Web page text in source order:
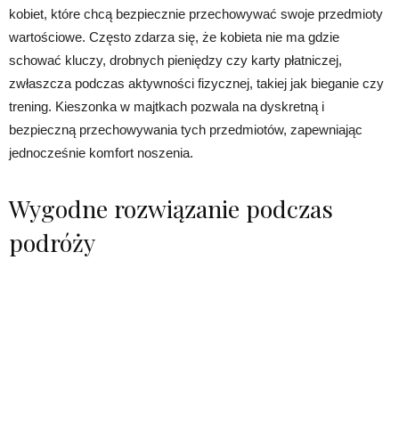
kobiet, które chcą bezpiecznie przechowywać swoje przedmioty
wartościowe. Często zdarza się, że kobieta nie ma gdzie
schować kluczy, drobnych pieniędzy czy karty płatniczej,
zwłaszcza podczas aktywności fizycznej, takiej jak bieganie czy
trening. Kieszonka w majtkach pozwala na dyskretną i
bezpieczną przechowywania tych przedmiotów, zapewniając
jednocześnie komfort noszenia.
Wygodne rozwiązanie podczas
podróży